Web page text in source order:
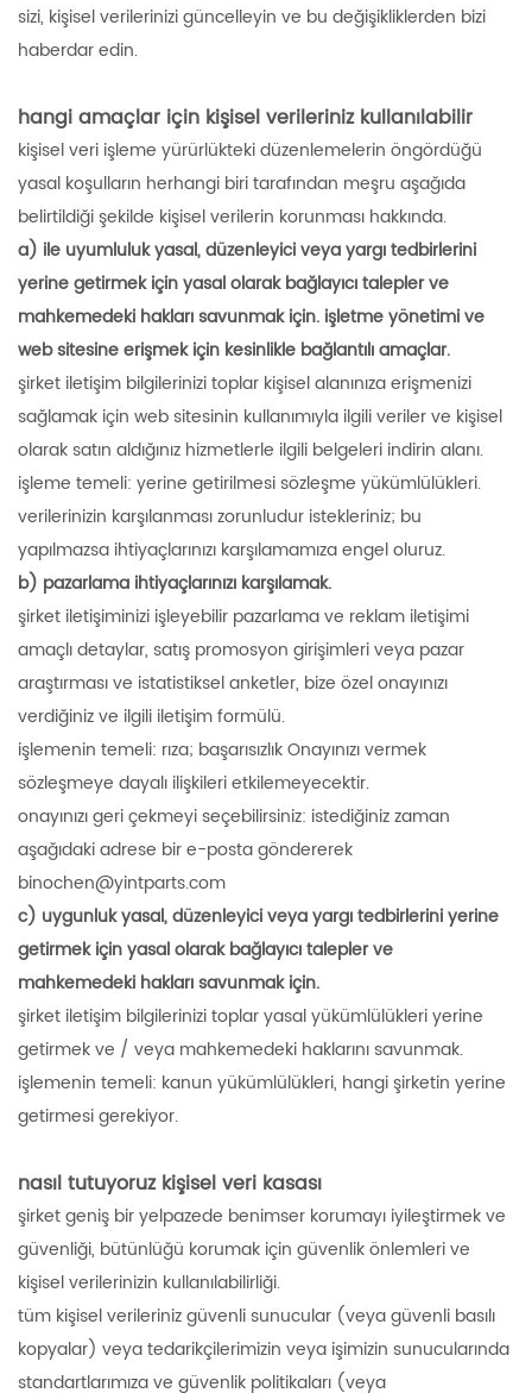
sizi, kişisel verilerinizi güncelleyin ve bu değişikliklerden bizi
haberdar edin.
hangi amaçlar için kişisel verileriniz kullanılabilir
kişisel veri işleme yürürlükteki düzenlemelerin öngördüğü
yasal koşulların herhangi biri tarafından meşru aşağıda
belirtildiği şekilde kişisel verilerin korunması hakkında.
a) ile uyumluluk yasal, düzenleyici veya yargı tedbirlerini
yerine getirmek için yasal olarak bağlayıcı talepler ve
mahkemedeki hakları savunmak için. işletme yönetimi ve
web sitesine erişmek için kesinlikle bağlantılı amaçlar.
şirket iletişim bilgilerinizi toplar kişisel alanınıza erişmenizi
sağlamak için web sitesinin kullanımıyla ilgili veriler ve kişisel
olarak satın aldığınız hizmetlerle ilgili belgeleri indirin alanı.
işleme temeli: yerine getirilmesi sözleşme yükümlülükleri.
verilerinizin karşılanması zorunludur istekleriniz; bu
yapılmazsa ihtiyaçlarınızı karşılamamıza engel oluruz.
b) pazarlama ihtiyaçlarınızı karşılamak.
şirket iletişiminizi işleyebilir pazarlama ve reklam iletişimi
amaçlı detaylar, satış promosyon girişimleri veya pazar
araştırması ve istatistiksel anketler, bize özel onayınızı
verdiğiniz ve ilgili iletişim formülü.
işlemenin temeli: rıza; başarısızlık Onayınızı vermek
sözleşmeye dayalı ilişkileri etkilemeyecektir.
onayınızı geri çekmeyi seçebilirsiniz: istediğiniz zaman
aşağıdaki adrese bir e-posta göndererek
binochen@yintparts.com
c) uygunluk yasal, düzenleyici veya yargı tedbirlerini yerine
getirmek için yasal olarak bağlayıcı talepler ve
mahkemedeki hakları savunmak için.
şirket iletişim bilgilerinizi toplar yasal yükümlülükleri yerine
getirmek ve / veya mahkemedeki haklarını savunmak.
işlemenin temeli: kanun yükümlülükleri, hangi şirketin yerine
getirmesi gerekiyor.
nasıl tutuyoruz kişisel veri kasası
şirket geniş bir yelpazede benimser korumayı iyileştirmek ve
güvenliği, bütünlüğü korumak için güvenlik önlemleri ve
kişisel verilerinizin kullanılabilirliği.
tüm kişisel verileriniz güvenli sunucular (veya güvenli basılı
kopyalar) veya tedarikçilerimizin veya işimizin sunucularında
standartlarımıza ve güvenlik politikaları (veya